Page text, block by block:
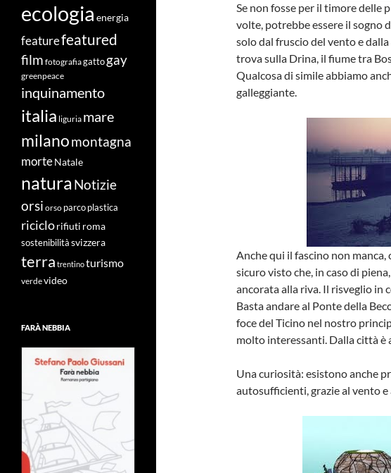
Se non fosse per il timore delle
volte, potrebbe essere il sogno
solo dal fruscio del vento e dalla
trova sulla Drina, il fiume tra
Qualcosa di simile abbiamo
galleggiante.
Anche qui il fascino non manca,
sicuro visto che, in caso di
ancorata alla riva. Il risveglio in
Basta andare al Ponte della
foce del Ticino nel nostro
molto interessanti. Dalla città è
Una curiosità: esistono anche
autosufficienti, grazie al vento
ecologia energia
featurefeatured
film fotografiagatto gay
greenpeace
inquinamento
italia liguria mare
milanomontagna
morteNatale
naturaNotizie
orsi orso parco plastica
riciclorifiuti roma
sostenibilità svizzera
terra trentinoturismo
verdevideo
FARÀ NEBBIA